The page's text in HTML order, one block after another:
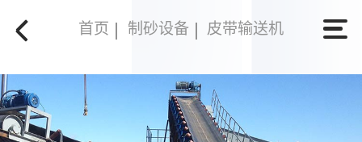
首页 制砂设备 皮带输送机